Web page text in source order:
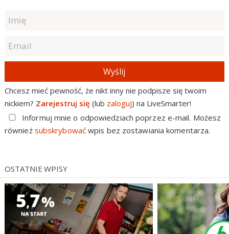
Wyślij
Chcesz mieć pewność, że nikt inny nie podpisze się twoim
nickiem? Zarejestruj się (lub zaloguj) na LiveSmarter!
Informuj mnie o odpowiedziach poprzez e-mail. Możesz
również subskrybowaćwpis bez zostawiania komentarza.
OSTATNIE WPISY